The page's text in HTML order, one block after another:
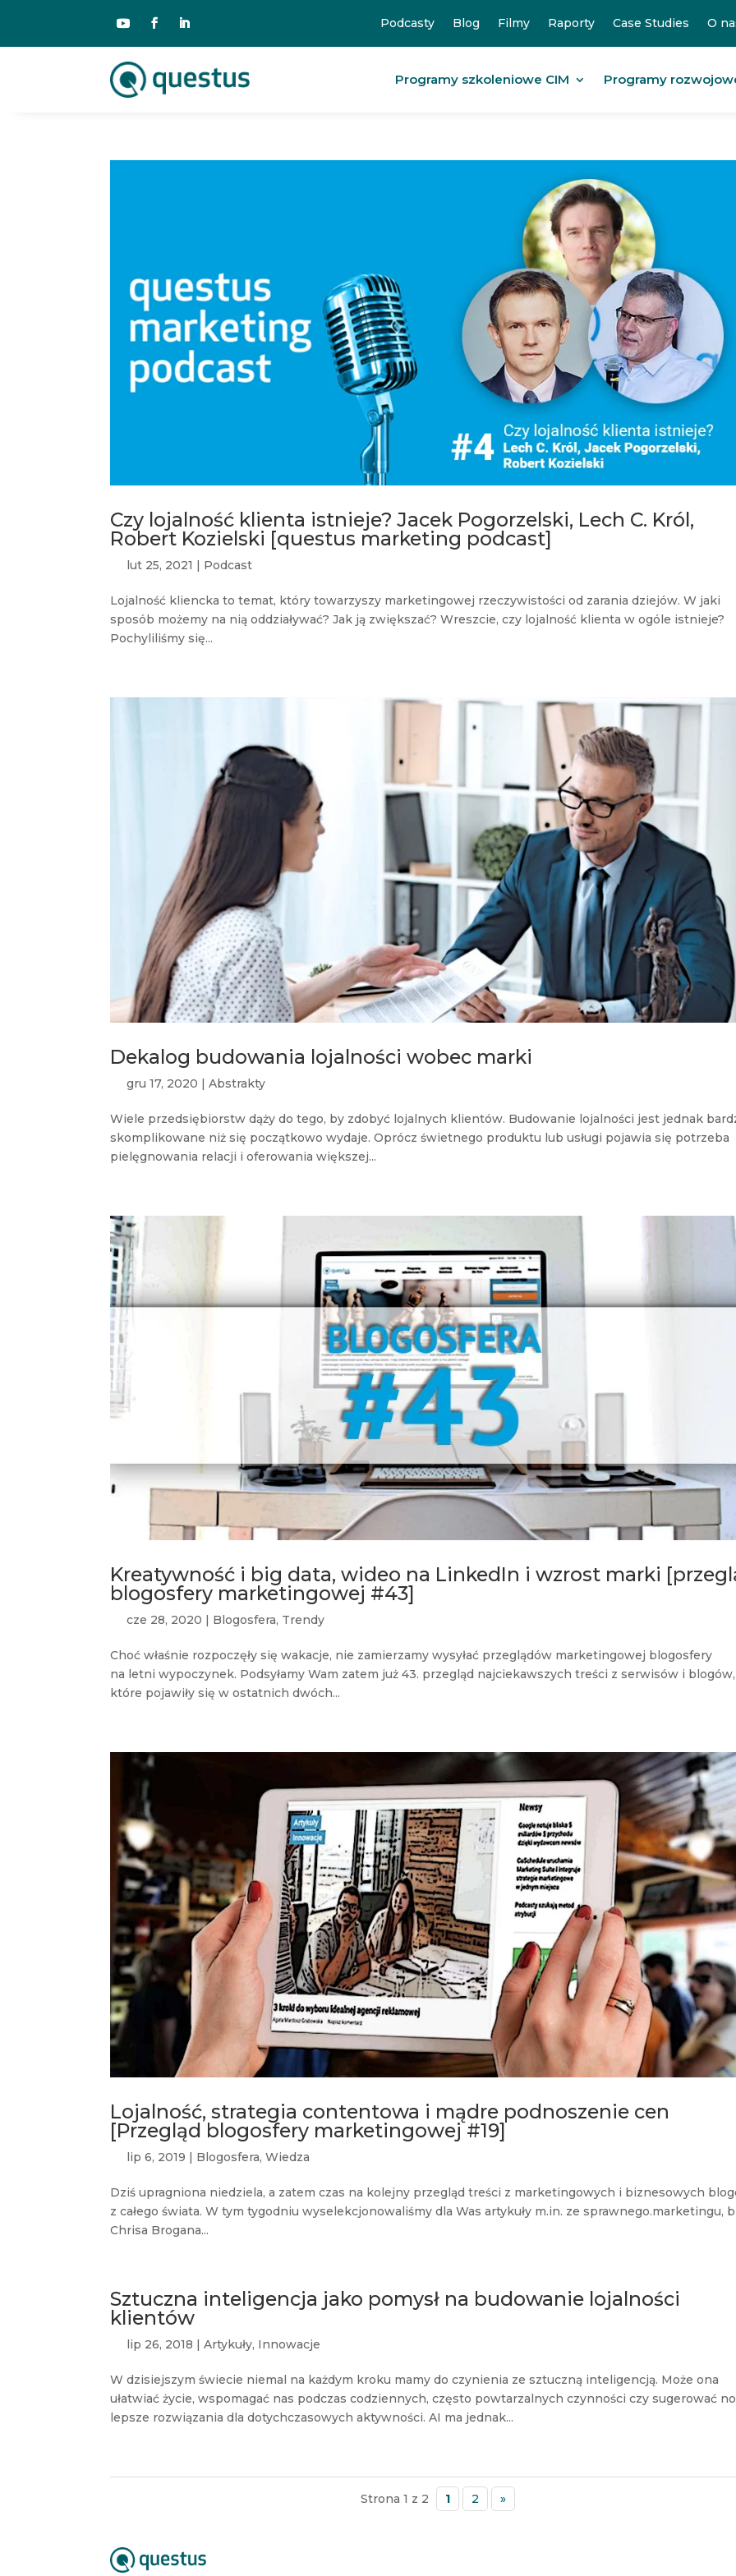
Podcasty Blog Filmy Raporty Case Studies O
Programy szkoleniowe CIM Programy
Czy lojalność klienta istnieje? Jacek Pogorzelski, Lech C. Król,
Robert Kozielski [questus marketing podcast]
lut 25, 2021 | Podcast
Lojalność kliencka to temat, który towarzyszy marketingowej rzeczywistości od zarania dziejów. W jaki
sposób możemy na nią oddziaływać? Jak ją zwiększać? Wreszcie, czy lojalność klienta w ogóle istnieje?
Pochyliliśmy się...
Dekalog budowania lojalności wobec marki
gru 17, 2020 |Abstrakty
Wiele przedsiębiorstw dąży do tego, by zdobyć lojalnych klientów. Budowanie lojalności jest jednak
skomplikowane niż się początkowo wydaje. Oprócz świetnego produktu lub usługi pojawia się potrzeba
pielęgnowania relacji i oferowania większej...
Kreatywność i big data, wideo na LinkedIn i wzrost marki
blogosfery marketingowej #43]
cze 28, 2020 Blogosfera, Trendy
Choć właśnie rozpoczęły się wakacje, nie zamierzamy wysyłać przeglądów marketingowej blogosfery
na letni wypoczynek. Podsyłamy Wam zatem już 43. przegląd najciekawszych treści z serwisów i blogów,
które pojawiły się w ostatnich dwóch...
Lojalność, strategia contentowa i mądre podnoszenie cen
[Przegląd blogosfery marketingowej #19]
lip 6, 2019 | Blogosfera,Wiedza
Dziś upragniona niedziela, a zatem czas na kolejny przegląd treści z marketingowych i biznesowych
z całego świata. W tym tygodniu wyselekcjonowaliśmy dla Was artykuły m.in. ze sprawnego.marketingu,
Chrisa Brogana...
Sztuczna inteligencja jako pomysł na budowanie lojalności
klientów
lip 26, 2018 |Artykuły, Innowacje
W dzisiejszym świecie niemal na każdym kroku mamy do czynienia ze sztuczną inteligencją. Może ona
ułatwiać życie, wspomagać nas podczas codziennych, często powtarzalnych czynności czy sugerować
lepsze rozwiązania dla dotychczasowych aktywności. AI ma jednak...
Strona 1 z 2 1 2 »